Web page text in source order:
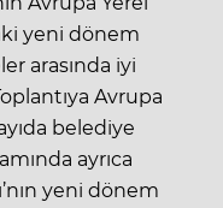
yeni dönem
arasında iyi
Avrupa
belediye
ayrıca
yeni dönem